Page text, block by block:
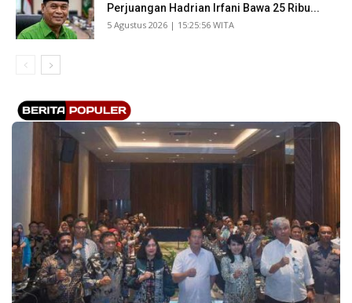
Perjuangan Hadrian Irfani Bawa 25 Ribu...
​5 Agustus 2026 | 15:25:56 WITA